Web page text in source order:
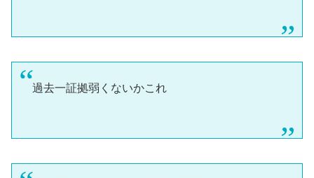
過去一証拠弱くないかこれ